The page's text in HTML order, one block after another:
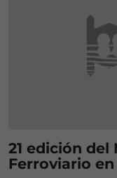
21 edición
Ferroviario